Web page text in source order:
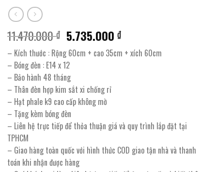
11.470.000₫ Giá
gốc
là:
11.470.000 ₫.
5.735.000₫Giá
hiện
tại
– Kích thước : Rộng 60cm + cao 35cm + xích 60cm
– Bóng đèn : E14 x 12
– Bảo hành 48 tháng
– Thân đèn hợp kim sắt xi chống rỉ
– Hạt phale k9 cao cấp không mờ
– Tặng kèm bóng đèn
– Liên hệ trực tiếp để thỏa thuận giá và quy trình lắp đặt tại
TPHCM
– Giao hàng toàn quốc với hình thức COD giao tận nhà và thanh
toán khi nhận được hàng